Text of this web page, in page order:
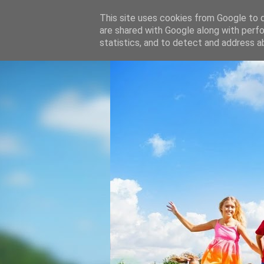
This site uses cookies from Google to
are shared with Google along with
statistics, and to detect and address